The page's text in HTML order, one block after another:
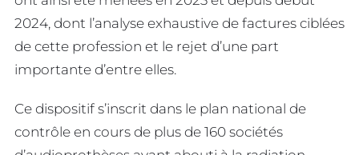
2024, dont l’analyse exhaustive de factures ciblées
de cette profession et le rejet d’une part
importante d’entre elles.
Ce dispositif s’inscrit dans le plan national de
contrôle en cours de plus de 160 sociétés